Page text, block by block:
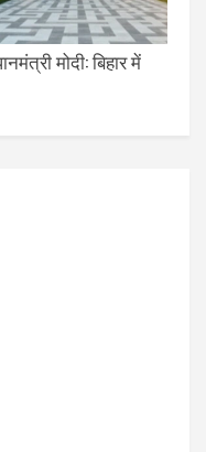
मोदी: बिहार में